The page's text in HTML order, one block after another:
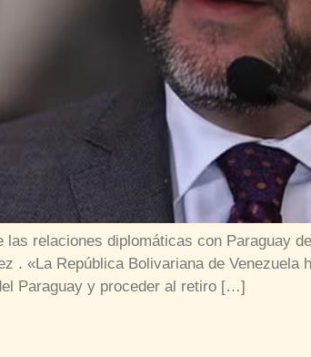
relaciones diplomáticas con Paraguay
. «La República Bolivariana de
Paraguay y proceder al retiro […]